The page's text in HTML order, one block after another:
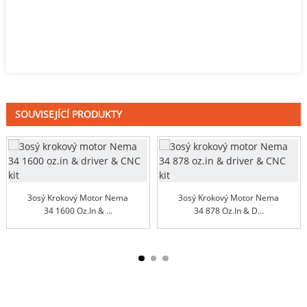
SOUVISEJÍCÍ PRODUKTY
3osý Krokový Motor Nema
34 1600 Oz.in & ...
3osý Krokový Motor Nema
34 878 Oz.in & D...